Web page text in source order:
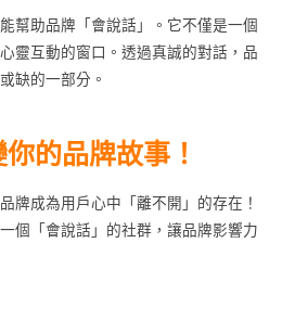
幫助品牌「會說話」。它不僅是一個
靈互動的窗口。透過真誠的對話，品
缺的一部分。
的品牌故事！
牌成為用戶心中「離不開」的存在！
個「會說話」的社群，讓品牌影響力